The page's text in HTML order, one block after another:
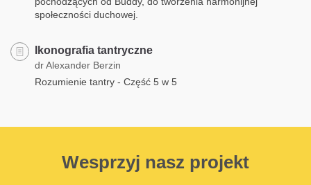
społeczności duchowej.
Ikonografia tantryczne
dr Alexander Berzin
Rozumienie tantry - Część 5 w 5
Wesprzyj nasz projekt